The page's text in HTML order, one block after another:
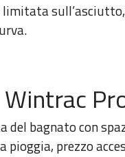
limitata
del bagnato con
prezzo